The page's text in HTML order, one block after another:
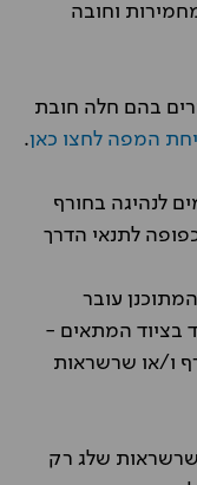
וחובה
בהם חלה חובת
המפה לחצו כאן.
לנהיגה בחורף
לתנאי הדרך
עובר
בציוד המתאים -
ו/או שרשראות
שלג רק